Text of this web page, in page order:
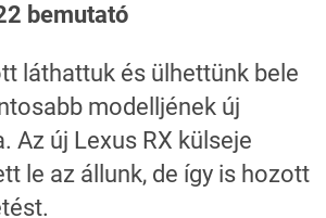
bemutató
láthattuk és ülhettünk bele
modelljének új
Az új Lexus RX külseje
le az állunk, de így is hozott